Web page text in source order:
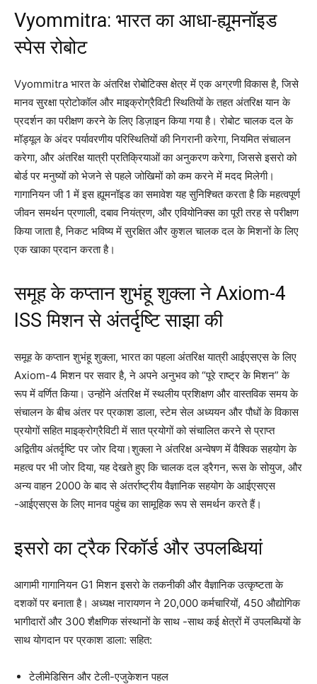
Vyommitra: भारत का आधा-ह्यूमनॉइड
स्पेस रोबोट
Vyommitra भारत के अंतरिक्ष रोबोटिक्स क्षेत्र में एक अग्रणी विकास है, जिसे
मानव सुरक्षा प्रोटोकॉल और माइक्रोग्रैविटी स्थितियों के तहत अंतरिक्ष यान के
प्रदर्शन का परीक्षण करने के लिए डिज़ाइन किया गया है। रोबोट चालक दल के
मॉड्यूल के अंदर पर्यावरणीय परिस्थितियों की निगरानी करेगा, नियमित संचालन
करेगा, और अंतरिक्ष यात्री प्रतिक्रियाओं का अनुकरण करेगा, जिससे इसरो को
बोर्ड पर मनुष्यों को भेजने से पहले जोखिमों को कम करने में मदद मिलेगी।
गागानियन जी 1 में इस ह्यूमनॉइड का समावेश यह सुनिश्चित करता है कि महत्वपूर्ण
जीवन समर्थन प्रणाली, दबाव नियंत्रण, और एवियोनिक्स का पूरी तरह से परीक्षण
किया जाता है, निकट भविष्य में सुरक्षित और कुशल चालक दल के मिशनों के लिए
एक खाका प्रदान करता है।
समूह के कप्तान शुभंहू शुक्ला ने Axiom-4
ISS मिशन से अंतर्दृष्टि साझा की
समूह के कप्तान शुभंहू शुक्ला, भारत का पहला अंतरिक्ष यात्री आईएसएस के लिए
Axiom-4 मिशन पर सवार है, ने अपने अनुभव को “पूरे राष्ट्र के मिशन” के
रूप में वर्णित किया। उन्होंने अंतरिक्ष में स्थलीय प्रशिक्षण और वास्तविक समय के
संचालन के बीच अंतर पर प्रकाश डाला, स्टेम सेल अध्ययन और पौधों के विकास
प्रयोगों सहित माइक्रोग्रैविटी में सात प्रयोगों को संचालित करने से प्राप्त
अद्वितीय अंतर्दृष्टि पर जोर दिया।शुक्ला ने अंतरिक्ष अन्वेषण में वैश्विक सहयोग के
महत्व पर भी जोर दिया, यह देखते हुए कि चालक दल ड्रैगन, रूस के सोयुज, और
अन्य वाहन 2000 के बाद से अंतर्राष्ट्रीय वैज्ञानिक सहयोग के आईएसएस
-आईएसएस के लिए मानव पहुंच का सामूहिक रूप से समर्थन करते हैं।
इसरो का ट्रैक रिकॉर्ड और उपलब्धियां
आगामी गागानियन G1 मिशन इसरो के तकनीकी और वैज्ञानिक उत्कृष्टता के
दशकों पर बनाता है। अध्यक्ष नारायणन ने 20,000 कर्मचारियों, 450 औद्योगिक
भागीदारों और 300 शैक्षणिक संस्थानों के साथ -साथ कई क्षेत्रों में उपलब्धियों के
साथ योगदान पर प्रकाश डाला: सहित:
टेलीमेडिसिन और टेली-एजुकेशन पहल